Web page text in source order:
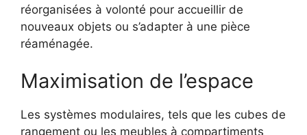
réorganisées à volonté pour accueillir de
nouveaux objets ou s’adapter à une pièce
réaménagée.
Maximisation de l’espace
Les systèmes modulaires, tels que les cubes de
rangement ou les meubles à compartiments